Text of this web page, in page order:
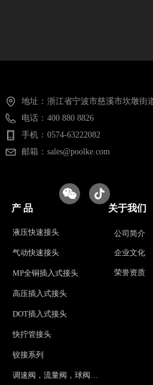
产 品
液压快速接头
气动快速接头
MP全铜插入式接头
高压插入式接头
DOT插入式接头
快拧管接头
铰接系列
调速阀，流量阀，球阀系列
关于我们
公司简介
企业文化
荣誉资质
地址： 浙江省宁波市慈溪市坎墩街
电话： 400 880 8826
手机： 0574-63222082
邮箱： sales@poolke.com